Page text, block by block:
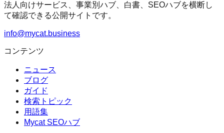
法人向けサービス、事業別ハブ、白書、SEOハブを横断し
て確認できる公開サイトです。
info@mycat.business
コンテンツ
ニュース
ブログ
ガイド
検索トピック
用語集
Mycat SEOハブ